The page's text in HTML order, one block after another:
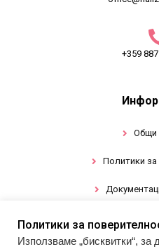
+359
Общи
Политики
Политики за
Използваме „бисквитки“, за